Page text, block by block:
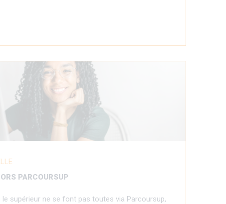
PARCOURSUP
supérieur ne se font pas toutes via Parcoursup,